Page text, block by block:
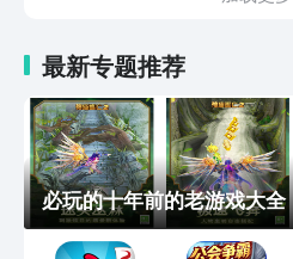
最新专题推荐
必玩的十年前的老游戏大全